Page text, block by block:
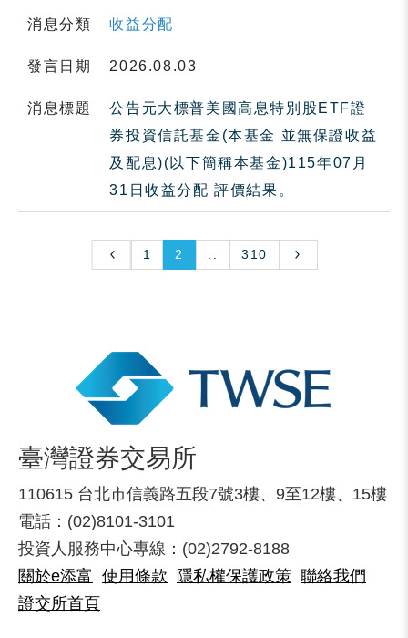
消息分類 收益分配
發言日期 2026.08.03
消息標題
公告元大標普美國高息特別股ETF證
券投資信託基金(本基金 並無保證收益
及配息)(以下簡稱本基金)115年07月
31日收益分配 評價結果。
1 2 310
臺灣證券交易所
110615 台北市信義路五段7號3樓、9至12樓、15樓
電話：(02)8101-3101
投資人服務中心專線：(02)2792-8188
關於e添富 使用條款 隱私權保護政策 聯絡我們
證交所首頁